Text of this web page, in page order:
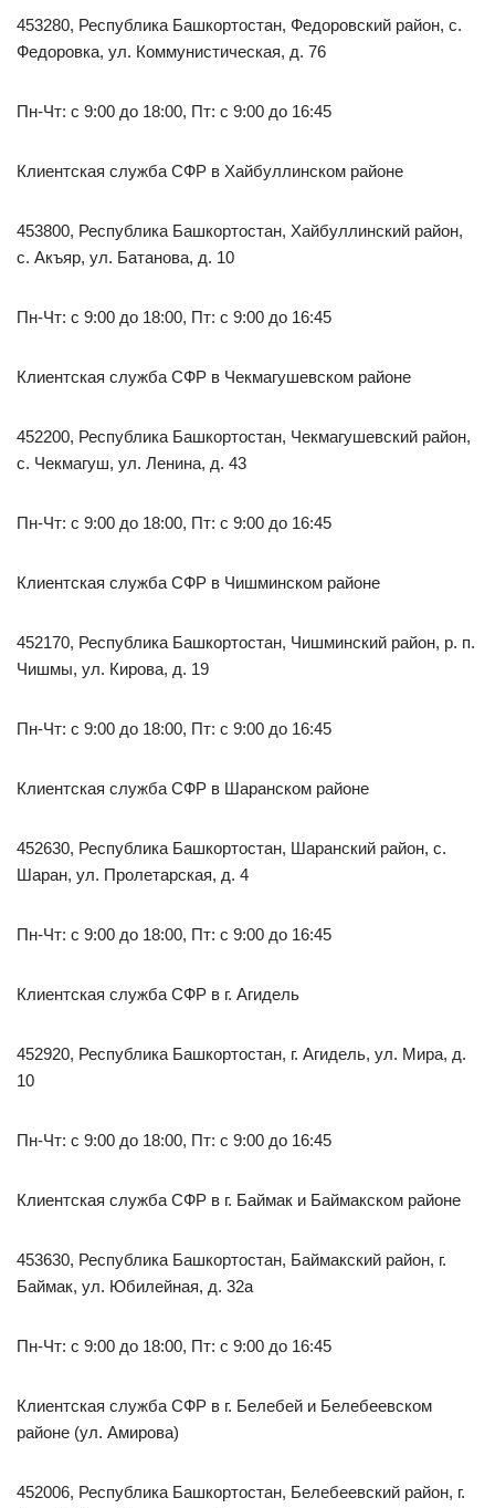
453280, Республика Башкортостан, Федоровский район, с.
Федоровка, ул. Коммунистическая, д. 76
Пн-Чт: с 9:00 до 18:00, Пт: с 9:00 до 16:45
Клиентская служба СФР в Хайбуллинском районе
453800, Республика Башкортостан, Хайбуллинский район,
с. Акъяр, ул. Батанова, д. 10
Пн-Чт: с 9:00 до 18:00, Пт: с 9:00 до 16:45
Клиентская служба СФР в Чекмагушевском районе
452200, Республика Башкортостан, Чекмагушевский район,
с. Чекмагуш, ул. Ленина, д. 43
Пн-Чт: с 9:00 до 18:00, Пт: с 9:00 до 16:45
Клиентская служба СФР в Чишминском районе
452170, Республика Башкортостан, Чишминский район, р. п.
Чишмы, ул. Кирова, д. 19
Пн-Чт: с 9:00 до 18:00, Пт: с 9:00 до 16:45
Клиентская служба СФР в Шаранском районе
452630, Республика Башкортостан, Шаранский район, с.
Шаран, ул. Пролетарская, д. 4
Пн-Чт: с 9:00 до 18:00, Пт: с 9:00 до 16:45
Клиентская служба СФР в г. Агидель
452920, Республика Башкортостан, г. Агидель, ул. Мира, д.
10
Пн-Чт: с 9:00 до 18:00, Пт: с 9:00 до 16:45
Клиентская служба СФР в г. Баймак и Баймакском районе
453630, Республика Башкортостан, Баймакский район, г.
Баймак, ул. Юбилейная, д. 32а
Пн-Чт: с 9:00 до 18:00, Пт: с 9:00 до 16:45
Клиентская служба СФР в г. Белебей и Белебеевском
районе (ул. Амирова)
452006, Республика Башкортостан, Белебеевский район, г.